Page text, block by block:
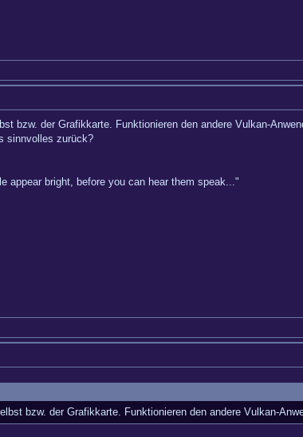
bzw. der Grafikkarte. Funktionieren den andere Vulkan-
sinnvolles zurück?
appear bright, before you can hear them speak..."
bzw. der Grafikkarte. Funktionieren den andere Vulkan-